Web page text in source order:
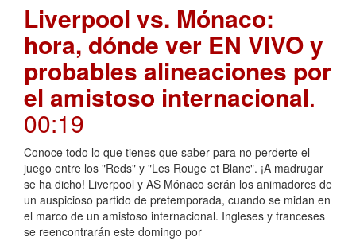
Liverpool vs. Mónaco:
hora, dónde ver EN VIVO y
probables alineaciones por
el amistoso internacional.
00:19
Conoce todo lo que tienes que saber para no perderte el
juego entre los "Reds" y "Les Rouge et Blanc". ¡A madrugar
se ha dicho! Liverpool y AS Mónaco serán los animadores de
un auspicioso partido de pretemporada, cuando se midan en
el marco de un amistoso internacional. Ingleses y franceses
se reencontrarán este domingo por